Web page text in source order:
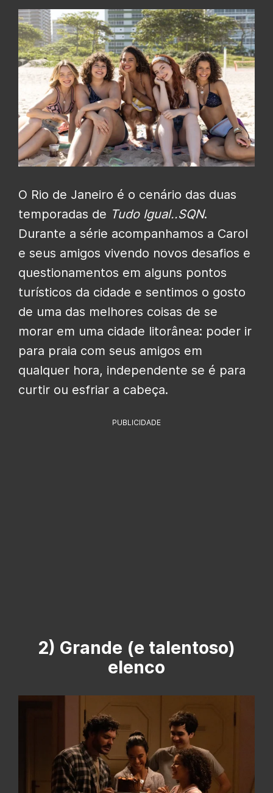
O Rio de Janeiro é o cenário das duas
temporadas de Tudo Igual..SQN.
Durante a série acompanhamos a Carol
e seus amigos vivendo novos desafios e
questionamentos em alguns pontos
turísticos da cidade e sentimos o gosto
de uma das melhores coisas de se
morar em uma cidade litorânea: poder ir
para praia com seus amigos em
qualquer hora, independente se é para
curtir ou esfriar a cabeça.
PUBLICIDADE
2) Grande (e talentoso)
elenco